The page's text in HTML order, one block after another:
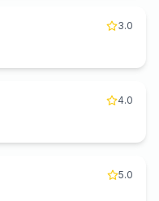
3.0
4.0
5.0